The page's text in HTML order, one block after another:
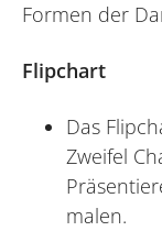
Formen der
Flipchart
Das
Zweifel
malen.